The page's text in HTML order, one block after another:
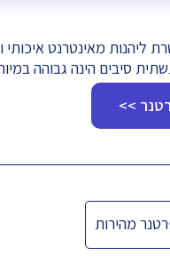
ליהנות מאינטרנט
סיבים הינה גבוהה
>>
מהירות